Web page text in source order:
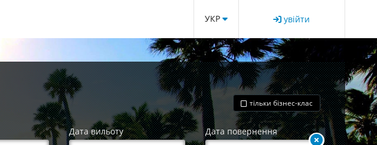
УКР увійти
тільки бізнес-клас
Дата вильоту Дата повернення